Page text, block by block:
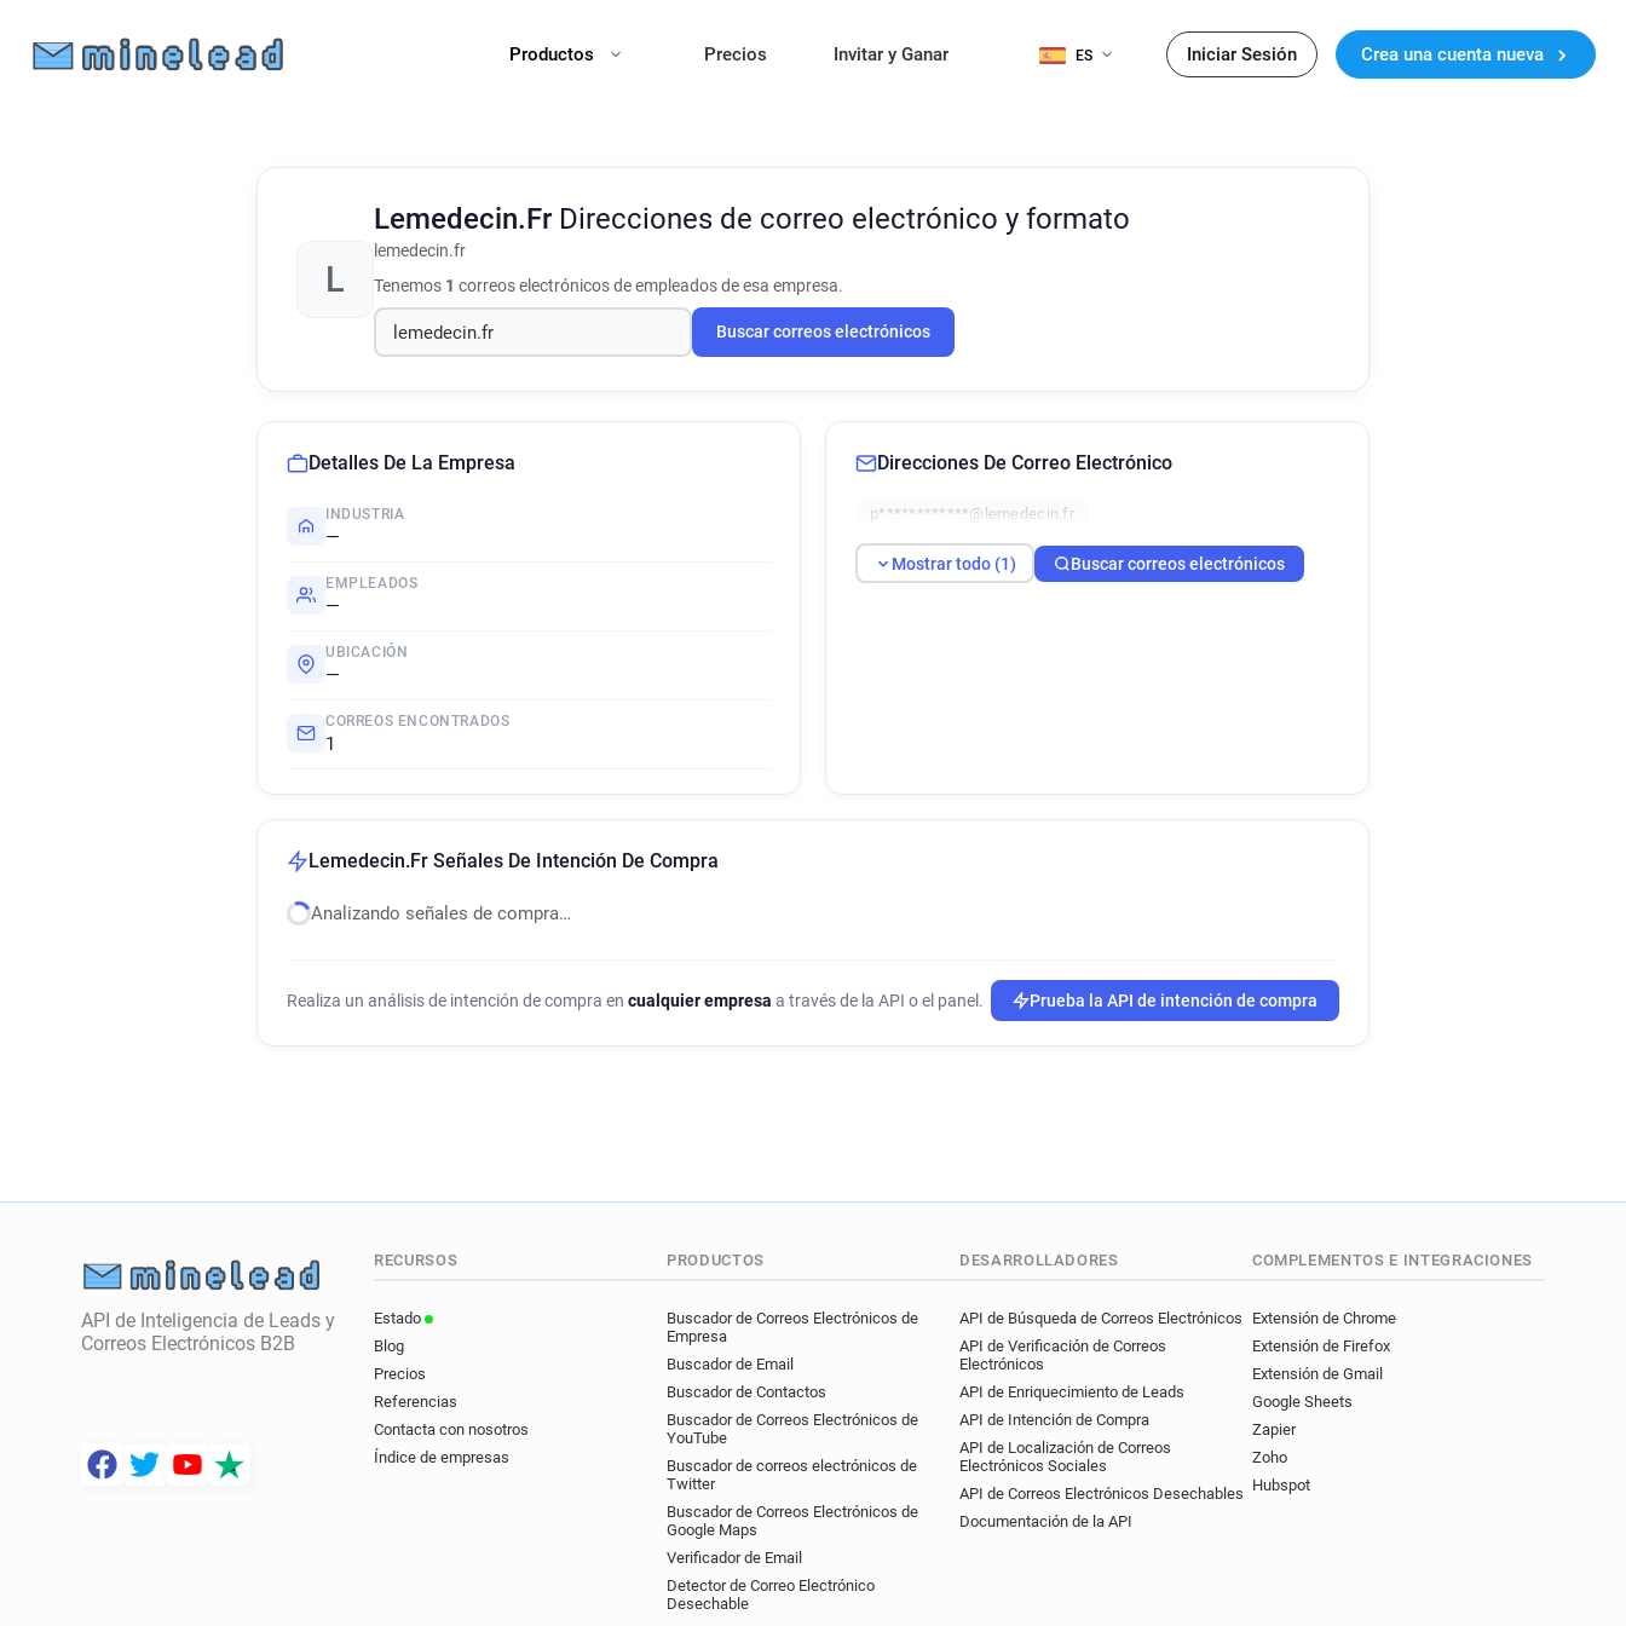
Productos Precios Invitar y Ganar ES Iniciar Sesión Crea una cuenta nueva
L
Lemedecin.Fr Direcciones de correo electrónico y formato
lemedecin.fr
Tenemos 1 correos electrónicos de empleados de esa empresa.
Buscar correos electrónicos
Detalles De La Empresa
INDUSTRIA
—
EMPLEADOS
—
UBICACIÓN
—
CORREOS ENCONTRADOS
1
Direcciones De Correo Electrónico
p************@lemedecin.fr
Mostrar todo (1) Buscar correos electrónicos
Lemedecin.Fr Señales De Intención De Compra
Analizando señales de compra…
Realiza un análisis de intención de compra en cualquier empresa a través de la API o el panel. Prueba la API de intención de compra
API de Inteligencia de Leads y
Correos Electrónicos B2B
RECURSOS
Estado
Blog
Precios
Referencias
Contacta con nosotros
Índice de empresas
PRODUCTOS
Buscador de Correos Electrónicos de
Empresa
Buscador de Email
Buscador de Contactos
Buscador de Correos Electrónicos de
YouTube
Buscador de correos electrónicos de
Twitter
Buscador de Correos Electrónicos de
Google Maps
Verificador de Email
Detector de Correo Electrónico
Desechable
DESARROLLADORES
API de Búsqueda de Correos Electrónicos
API de Verificación de Correos
Electrónicos
API de Enriquecimiento de Leads
API de Intención de Compra
API de Localización de Correos
Electrónicos Sociales
API de Correos Electrónicos Desechables
Documentación de la API
COMPLEMENTOS E INTEGRACIONES
Extensión de Chrome
Extensión de Firefox
Extensión de Gmail
Google Sheets
Zapier
Zoho
Hubspot